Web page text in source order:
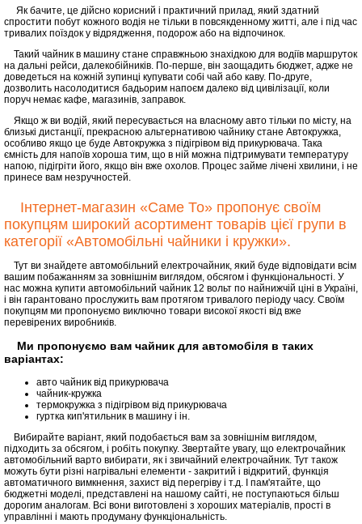
Як бачите, це дійсно корисний і практичний прилад, який здатний
спростити побут кожного водія не тільки в повсякденному житті, але і під час
тривалих поїздок у відрядження, подорож або на відпочинок.
Такий чайник в машину стане справжньою знахідкою для водіїв маршруток
на дальні рейси, далекобійників. По-перше, він заощадить бюджет, адже не
доведеться на кожній зупинці купувати собі чай або каву. По-друге,
дозволить насолодитися бадьорим напоєм далеко від цивілізації, коли
поруч немає кафе, магазинів, заправок.
Якщо ж ви водій, який пересувається на власному авто тільки по місту, на
близькі дистанції, прекрасною альтернативою чайнику стане Автокружка,
особливо якщо це буде Автокружка з підігрівом від прикурювача. Така
ємність для напоїв хороша тим, що в ній можна підтримувати температуру
напою, підігріти його, якщо він вже охолов. Процес займе лічені хвилини, і не
принесе вам незручностей.
Інтернет-магазин «Саме То» пропонує своїм
покупцям широкий асортимент товарів цієї групи в
категорії «Автомобільні чайники і кружки».
Тут ви знайдете автомобільний електрочайник, який буде відповідати всім
вашим побажанням за зовнішнім виглядом, обсягом і функціональності. У
нас можна купити автомобільний чайник 12 вольт по найнижчій ціні в Україні,
і він гарантовано прослужить вам протягом тривалого періоду часу. Своїм
покупцям ми пропонуємо виключно товари високої якості від вже
перевірених виробників.
Ми пропонуємо вам чайник для автомобіля в таких
варіантах:
авто чайник від прикурювача
чайник-кружка
термокружка з підігрівом від прикурювача
гуртка кип'ятильник в машину і ін.
Вибирайте варіант, який подобається вам за зовнішнім виглядом,
підходить за обсягом, і робіть покупку. Звертайте увагу, що електрочайник
автомобільний варто вибирати, як і звичайний електрочайник. Тут також
можуть бути різні нагрівальні елементи - закритий і відкритий, функція
автоматичного вимкнення, захист від перегріву і т.д. І пам'ятайте, що
бюджетні моделі, представлені на нашому сайті, не поступаються більш
дорогим аналогам. Всі вони виготовлені з хороших матеріалів, прості в
управлінні і мають продуману функціональність.